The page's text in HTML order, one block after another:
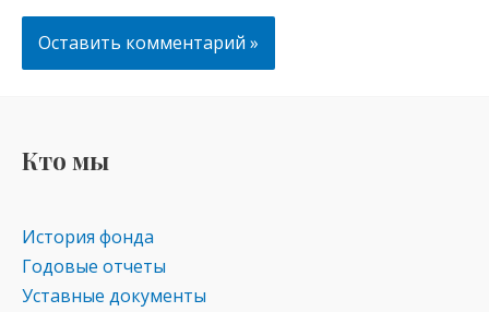
Кто мы
История фонда
Годовые отчеты
Уставные документы